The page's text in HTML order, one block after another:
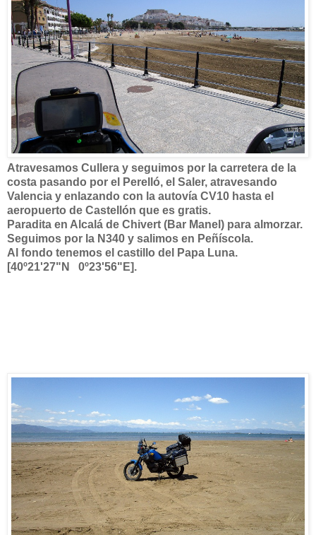
Atravesamos Cullera y seguimos por la carretera de la
costa pasando por el Perelló, el Saler, atravesando
Valencia y enlazando con la autovía CV10 hasta el
aeropuerto de Castellón que es gratis.
Paradita en Alcalá de Chivert (Bar Manel) para almorzar.
Seguimos por la N340 y salimos en Peñíscola.
Al fondo tenemos el castillo del Papa Luna.
[40º21'27"N 0º23'56"E].